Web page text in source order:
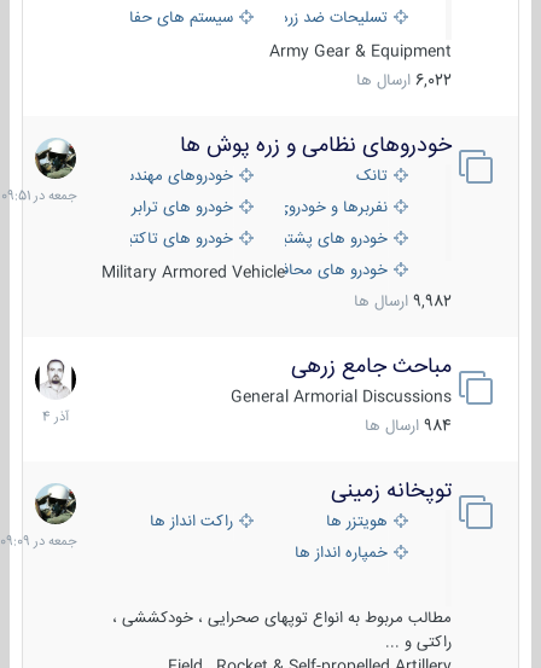
تسلیحات ضد زره
سیستم های حفاظت فعال
Army Gear & Equipment
6,022 ارسال ها
خودروهای نظامی و زره پوش ها
تانک
خودروهای مهندسی
نفربرها و خودروی های رزمی پیاده نظام
خودرو های ترابری نظامی
خودرو های پشتیبانی آتش ، شناسایی و ضد تانک
خودرو های تاکتیکی نظامی
خودرو های محافظت شدهMilitary Armored Vehicle
9,982 ارسال ها
جمعه
در
09:51
مباحث جامع زرهی
General Armorial Discussions
984 ارسال ها
7
آذر
1404
توپخانه زمینی
هویتزر ها
راکت انداز ها
خمپاره انداز ها
مطالب مربوط به انواع توپهای صحرایی ، خودکششی ،
راکتی و ...
جمعه
در
09:09